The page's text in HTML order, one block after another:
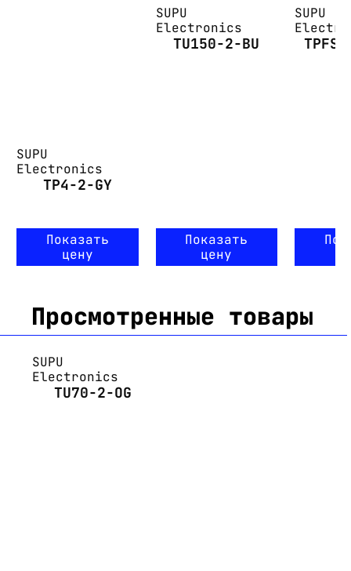
SUPU
Electronics
TP4-2-GY
Показать
цену
SUPU
Electronics
TU150-2-BU
Показать
цену
SUPU
Просмотренные товары
SUPU
Electronics
TU70-2-OG